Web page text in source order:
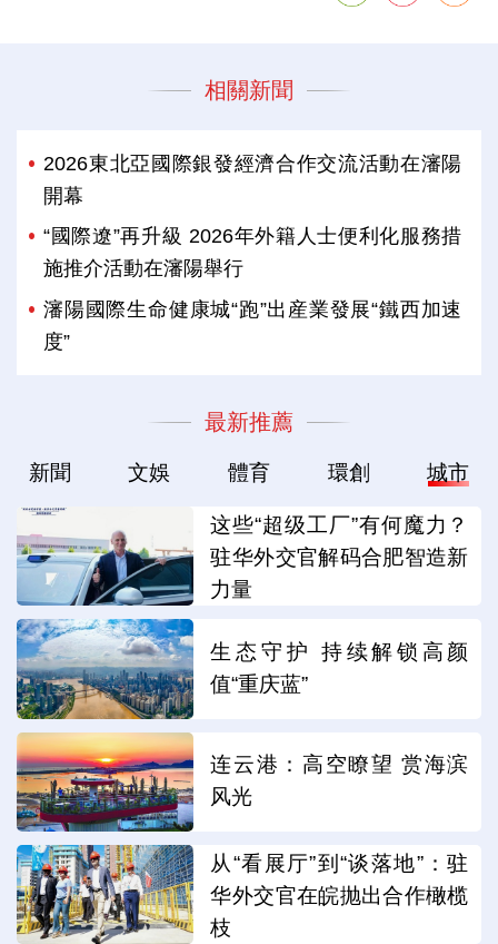
相關新聞
2026東北亞國際銀發經濟合作交流活動在瀋陽
開幕
“國際遼”再升級 2026年外籍人士便利化服務措
施推介活動在瀋陽舉行
瀋陽國際生命健康城“跑”出産業發展“鐵西加速
度”
最新推薦
新聞 文娛 體育 環創 城市
这些“超级工厂”有何魔力？
驻华外交官解码合肥智造新
力量
生态守护 持续解锁高颜
值“重庆蓝”
连云港：高空瞭望 赏海滨
风光
从“看展厅”到“谈落地”：驻
华外交官在皖抛出合作橄榄
枝